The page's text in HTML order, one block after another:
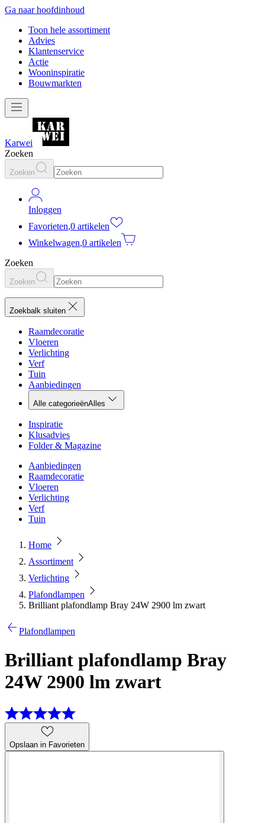
Ga naar hoofdinhoud
Toon hele assortiment
Advies
Klantenservice
Actie
Wooninspiratie
Bouwmarkten
Karwei
Zoeken
Zoeken
Inloggen
Favorieten,0 artikelen
Winkelwagen,0 artikelen
Zoeken
Zoeken
Zoekbalk sluiten
Raamdecoratie
Vloeren
Verlichting
Verf
Tuin
Aanbiedingen
Alle categorieënAlles
Inspiratie
Klusadvies
Folder & Magazine
Aanbiedingen
Raamdecoratie
Vloeren
Verlichting
Verf
Tuin
Home
Assortiment
Verlichting
Plafondlampen
Brilliant plafondlamp Bray 24W 2900 lm zwart
Plafondlampen
Brilliant plafondlamp Bray
24W 2900 lm zwart
Opslaan in Favorieten